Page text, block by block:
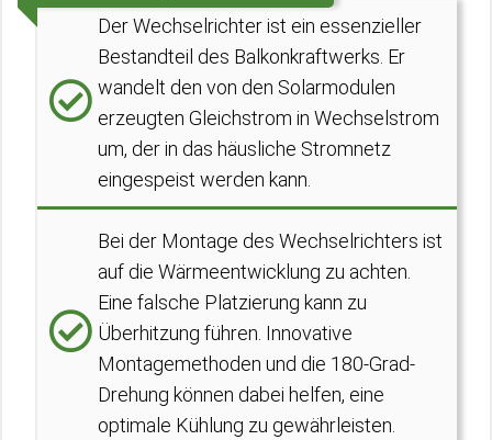
Der Wechselrichter ist ein essenzieller
Bestandteil des Balkonkraftwerks. Er
wandelt den von den Solarmodulen
erzeugten Gleichstrom in Wechselstrom
um, der in das häusliche Stromnetz
eingespeist werden kann.
Bei der Montage des Wechselrichters ist
auf die Wärmeentwicklung zu achten.
Eine falsche Platzierung kann zu
Überhitzung führen. Innovative
Montagemethoden und die 180-Grad-
Drehung können dabei helfen, eine
optimale Kühlung zu gewährleisten.